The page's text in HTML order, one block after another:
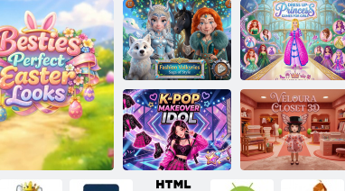
Мода
Валькирии Сага
о стиле
Игры-одевалки
для девочек